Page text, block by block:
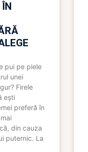
pui pe piele
unei
Firele
ești
preferă în
din cauza
puternic. La